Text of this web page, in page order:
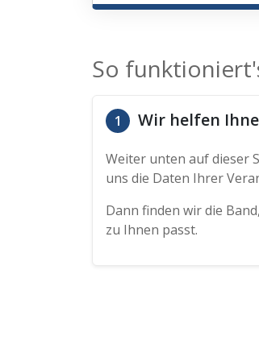
So
1 Wir helfen
Weiter unten auf dieser
uns die Daten Ihrer
Dann finden wir die
zu Ihnen passt.